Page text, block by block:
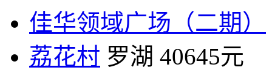
佳华领域广场（二期）
荔花村 罗湖 40645元